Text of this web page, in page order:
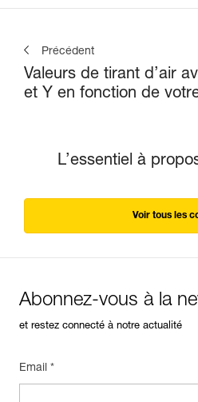
Précédent
Valeurs de tirant d’air
et Y en fonction de
L’essentiel à
Voir tous les
Abonnez-vous à la
et restez connecté à notre actualité
Email *